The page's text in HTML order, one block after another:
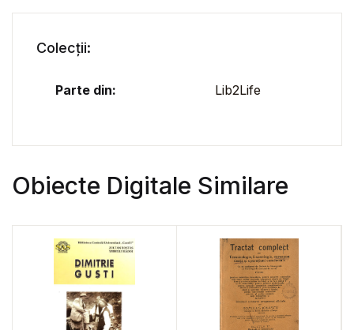
Colecții:
Parte din: Lib2Life
Obiecte Digitale Similare